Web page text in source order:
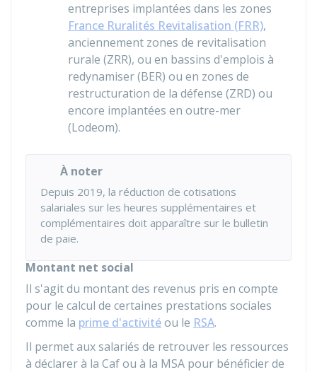
entreprises implantées dans les zones
France Ruralités Revitalisation (FRR),
anciennement zones de revitalisation
rurale (ZRR), ou en bassins d'emplois à
redynamiser (BER) ou en zones de
restructuration de la défense (ZRD) ou
encore implantées en outre-mer
(Lodeom).
À noter
Depuis 2019, la réduction de cotisations
salariales sur les heures supplémentaires et
complémentaires doit apparaître sur le bulletin
de paie.
Montant net social
Il s'agit du montant des revenus pris en compte
pour le calcul de certaines prestations sociales
comme la prime d'activitéou le RSA.
Il permet aux salariés de retrouver les ressources
à déclarer à la Cafou à la MSA pour bénéficier de